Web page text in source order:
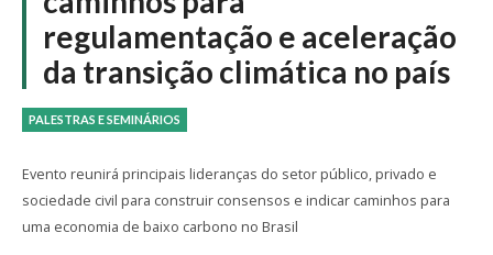
regulamentação e aceleração
da transição climática no país
PALESTRAS E SEMINÁRIOS
Evento reunirá principais lideranças do setor público, privado e
sociedade civil para construir consensos e indicar caminhos para
uma economia de baixo carbono no Brasil